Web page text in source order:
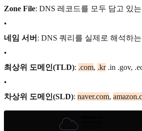
Zone File: DNS 레코드를 모두 담고 있
•
네임 서버 : DNS 쿼리를 실제로 해석하는
•
최상위 도메인(TLD): .com, .kr.in .gov,
•
차상위 도메인(SLD): naver.com,